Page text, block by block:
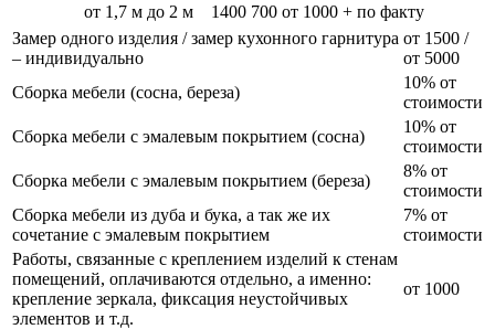
от 1,7 м до 2 м
1400 700 от 1000 + по факту
Замер одного изделия / замер кухонного гарнитура
– индивидуально
от 1500 /
от 5000
Сборка мебели (сосна, береза)
10% от
стоимости
Сборка мебели с эмалевым покрытием (сосна)
10% от
стоимости
Сборка мебели с эмалевым покрытием (береза)
8% от
стоимости
Сборка мебели из дуба и бука, а так же их
сочетание с эмалевым покрытием
7% от
стоимости
Работы, связанные с креплением изделий к стенам
помещений, оплачиваются отдельно, а именно:
крепление зеркала, фиксация неустойчивых
элементов и т.д.
от 1000